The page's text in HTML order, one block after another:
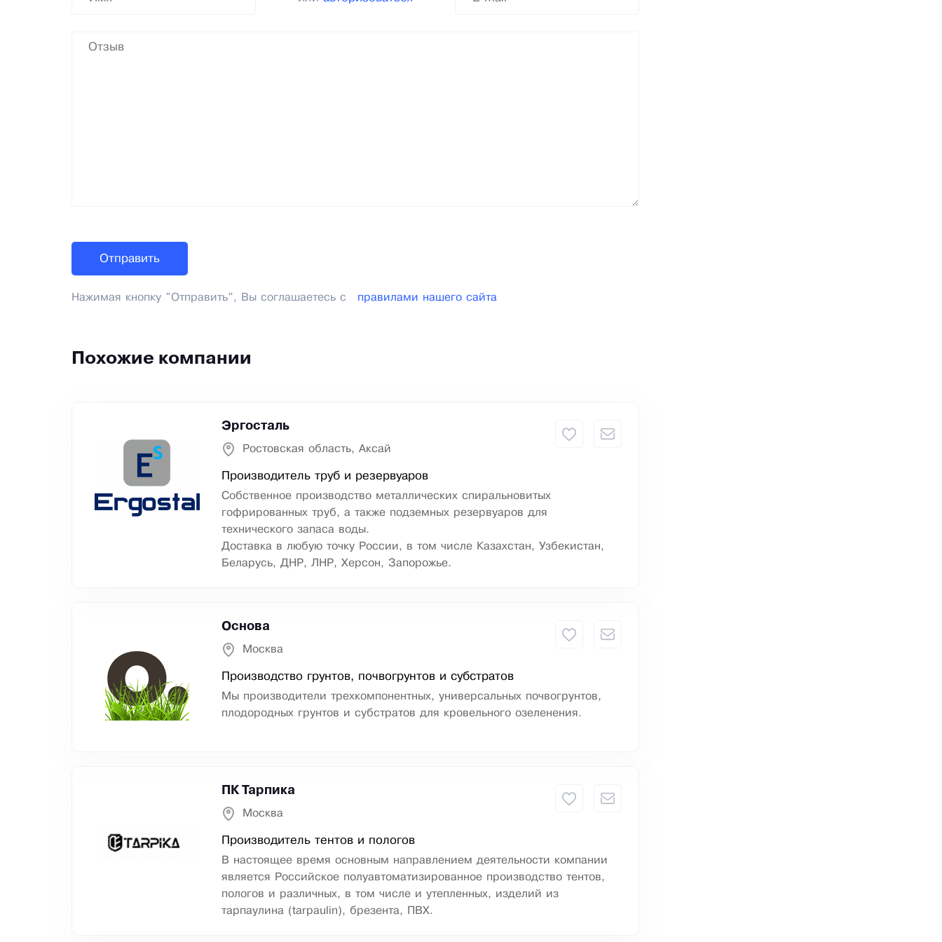
Нажимая кнопку "Отправить", Вы соглашаетесь с правилами нашего сайта
Похожие компании
Эргосталь
Ростовская область, Аксай
Производитель труб и резервуаров
Собственное производство металлических спиральновитых
гофрированных труб, а также подземных резервуаров для
технического запаса воды.
Доставка в любую точку России, в том числе Казахстан, Узбекистан,
Беларусь, ДНР, ЛНР, Херсон, Запорожье.
Основа
Москва
Производство грунтов, почвогрунтов и субстратов
Мы производители трехкомпонентных, универсальных почвогрунтов,
плодородных грунтов и субстратов для кровельного озеленения.
ПК Тарпика
Москва
Производитель тентов и пологов
В настоящее время основным направлением деятельности компании
является Российское полуавтоматизированное производство тентов,
пологов и различных, в том числе и утепленных, изделий из
тарпаулина (tarpaulin), брезента, ПВХ.